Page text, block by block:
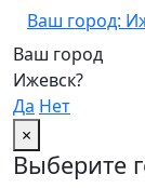
Ваш город:
Ваш город
Ижевск?
Да Нет
×
Выберите